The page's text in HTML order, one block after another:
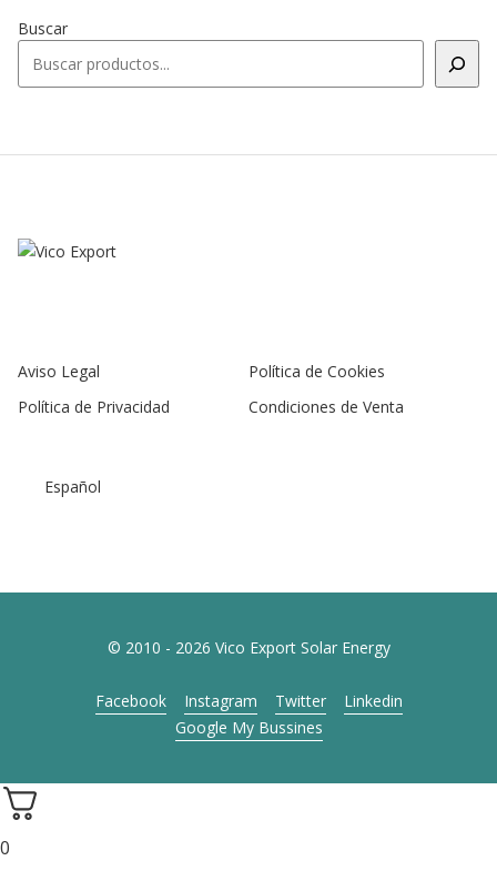
Buscar
Aviso Legal
Política de Cookies
Política de Privacidad
Condiciones de Venta
Español
© 2010 - 2026 Vico Export Solar Energy
Facebook Instagram Twitter
Linkedin
Google My Bussines
0